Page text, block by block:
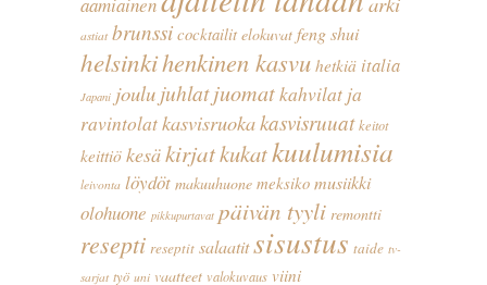
astiat brunssi cocktailit elokuvat feng shui
helsinkihenkinen kasvu hetkiä italia
Japani joulu juhlatjuomatkahvilat ja
ravintolatkasvisruokakasvisruuat keitot
keittiö kesäkirjatkukatkuulumisia
leivonta löydöt makuuhuone meksiko musiikki
olohuone pikkupurtavat päivän tyyli remontti
resepti reseptit salaatitsisustus taide tv-
sarjat työ uni vaatteet valokuvaus viini